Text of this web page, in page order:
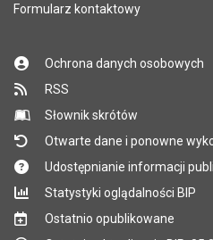
Formularz kontaktowy
Ochrona danych osobowych
RSS
Słownik skrótów
Otwarte dane i ponowne
Udostępnianie informacji
Statystyki oglądalności BIP
Ostatnio opublikowane